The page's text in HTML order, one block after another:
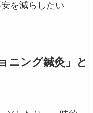
を減らしたい
ニング鍼灸」と